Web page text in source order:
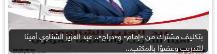
بتكليف مشترك من «إمام» و«دراج».. عبد العزيز الشناوي أمينًا
للتدريب وعضوًا بالمكتب...